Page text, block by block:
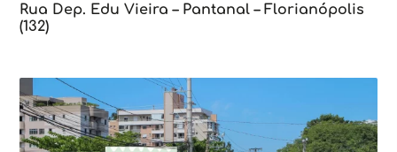
Rua Dep. Edu Vieira – Pantanal – Florianópolis
(132)